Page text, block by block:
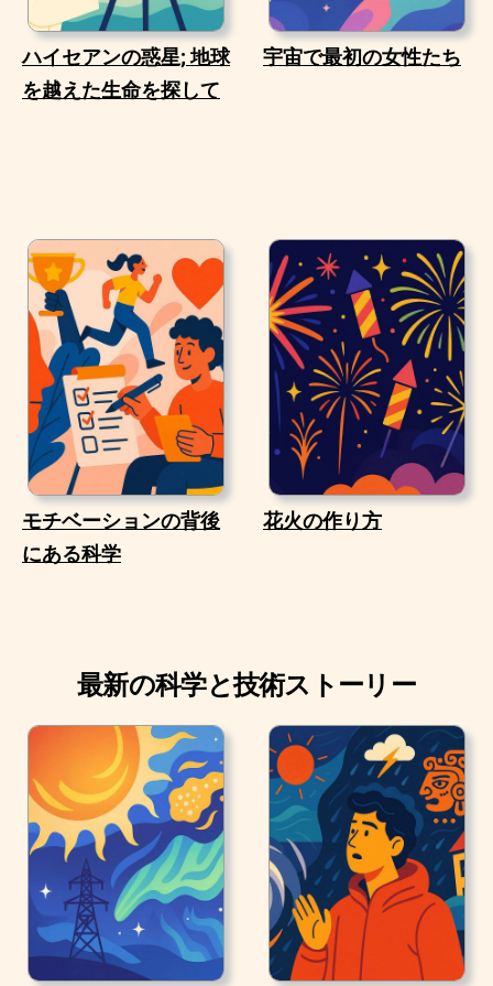
ハイセアンの惑星; 地球
を越えた生命を探して
宇宙で最初の女性たち
モチベーションの背後
にある科学
花火の作り方
最新の科学と技術ストーリー